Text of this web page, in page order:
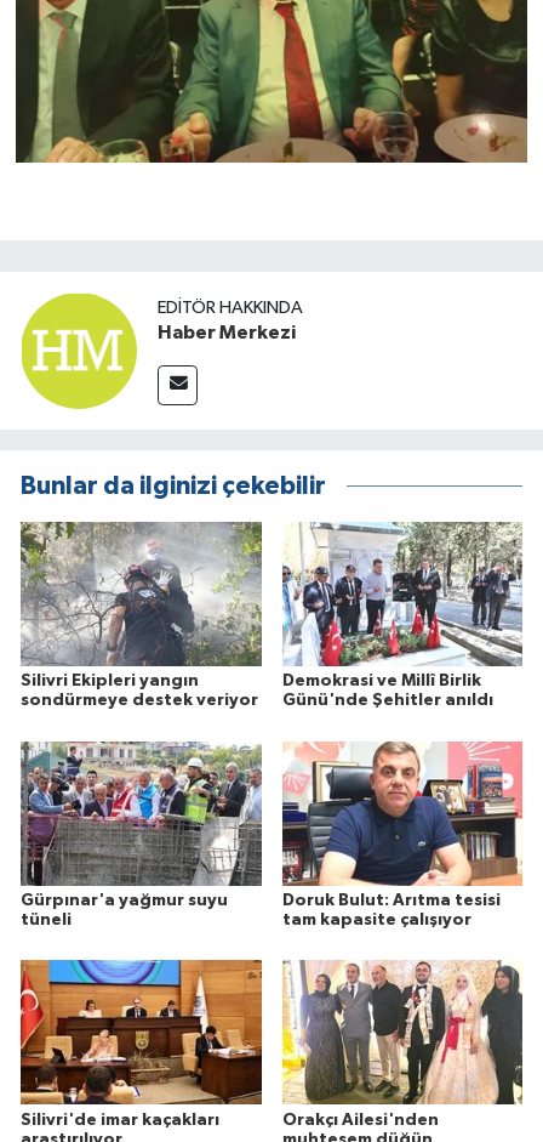
EDITÖR HAKKINDA
Haber Merkezi
Bunlar da ilginizi çekebilir
Silivri Ekipleri yangın
sondürmeye destek veriyor
Demokrasi ve Millî Birlik
Günü'nde Şehitler anıldı
Gürpınar'a yağmur suyu
tüneli
Doruk Bulut: Arıtma tesisi
tam kapasite çalışıyor
Silivri'de imar kaçakları
Orakçı Ailesi'nden